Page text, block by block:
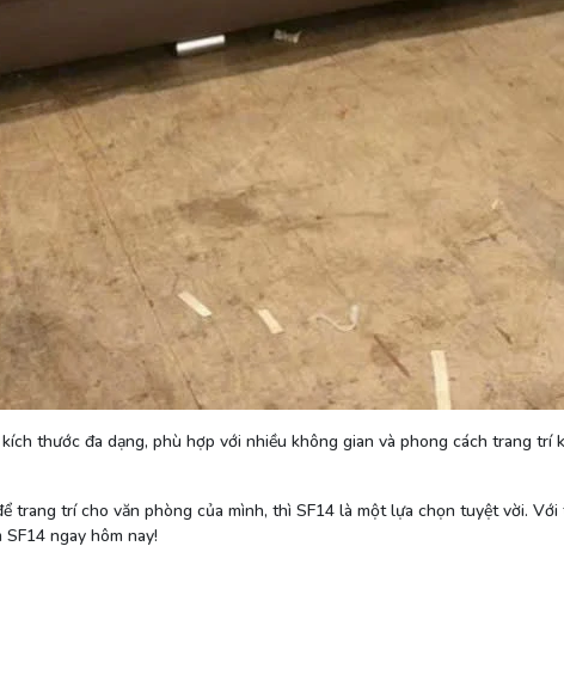
thước đa dạng, phù hợp với nhiều không gian và phong cách trang
trang trí cho văn phòng của mình, thì SF14 là một lựa chọn tuyệt vời.
ngay hôm nay!